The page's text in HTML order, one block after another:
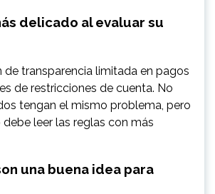
delicado al evaluar su
de transparencia limitada en pagos
de restricciones de cuenta. No
tengan el mismo problema, pero
debe leer las reglas con más
una buena idea para